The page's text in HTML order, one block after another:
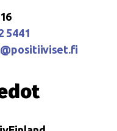
5441